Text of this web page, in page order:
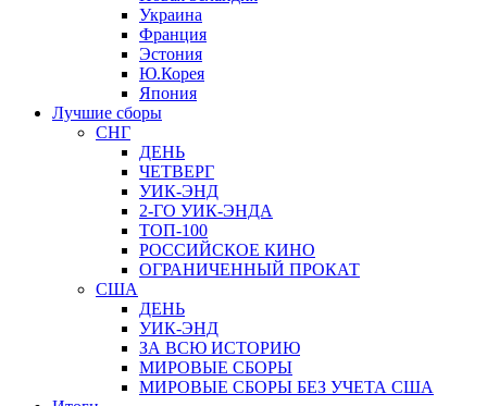
Украина
Франция
Эстония
Ю.Корея
Япония
Лучшие сборы
СНГ
ДЕНЬ
ЧЕТВЕРГ
УИК-ЭНД
2-ГО УИК-ЭНДА
ТОП-100
РОССИЙСКОЕ КИНО
ОГРАНИЧЕННЫЙ ПРОКАТ
США
ДЕНЬ
УИК-ЭНД
ЗА ВСЮ ИСТОРИЮ
МИРОВЫЕ СБОРЫ
МИРОВЫЕ СБОРЫ БЕЗ УЧЕТА США